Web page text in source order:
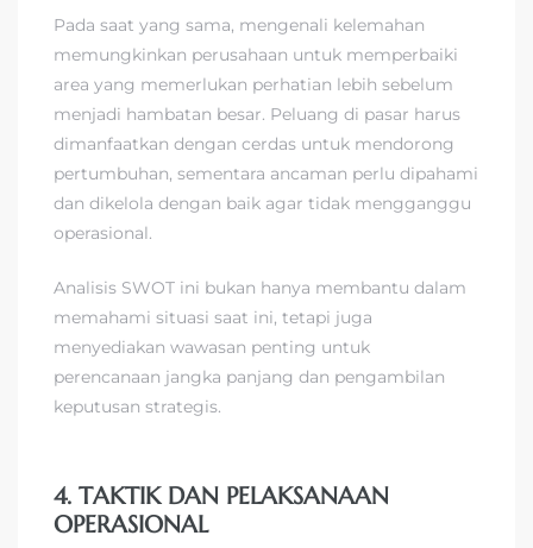
Pada saat yang sama, mengenali kelemahan
memungkinkan perusahaan untuk memperbaiki
area yang memerlukan perhatian lebih sebelum
menjadi hambatan besar. Peluang di pasar harus
dimanfaatkan dengan cerdas untuk mendorong
pertumbuhan, sementara ancaman perlu dipahami
dan dikelola dengan baik agar tidak mengganggu
operasional.
Analisis SWOT ini bukan hanya membantu dalam
memahami situasi saat ini, tetapi juga
menyediakan wawasan penting untuk
perencanaan jangka panjang dan pengambilan
keputusan strategis.
4. TAKTIK DAN PELAKSANAAN
OPERASIONAL